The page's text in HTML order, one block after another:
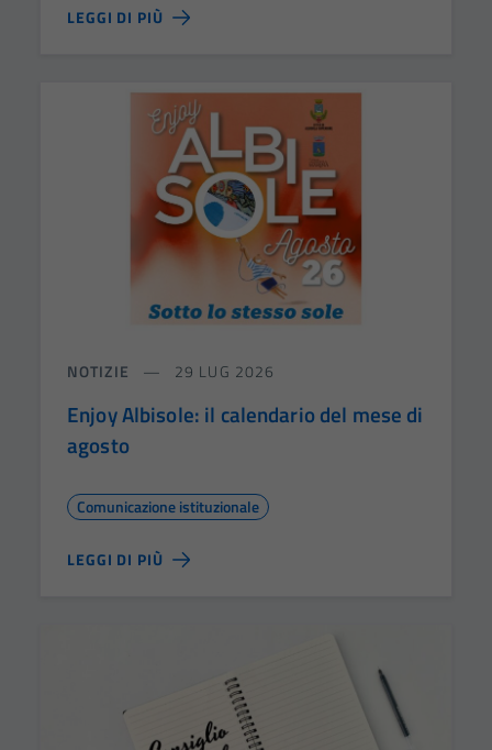
LEGGI DI PIÙ
NOTIZIE 29 LUG 2026
Enjoy Albisole: il calendario del mese di
agosto
Comunicazione istituzionale
LEGGI DI PIÙ